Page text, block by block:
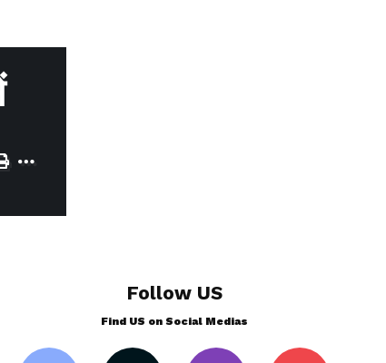
Follow US
Find US on Social Medias